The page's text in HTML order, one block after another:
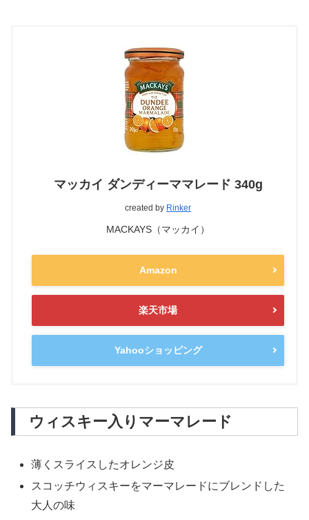
マッカイ ダンディーママレード 340g
created by Rinker
MACKAYS（マッカイ）
Amazon
楽天市場
Yahooショッピング
ウィスキー入りマーマレード
薄くスライスしたオレンジ皮
スコッチウィスキーをマーマレードにブレンドした
大人の味